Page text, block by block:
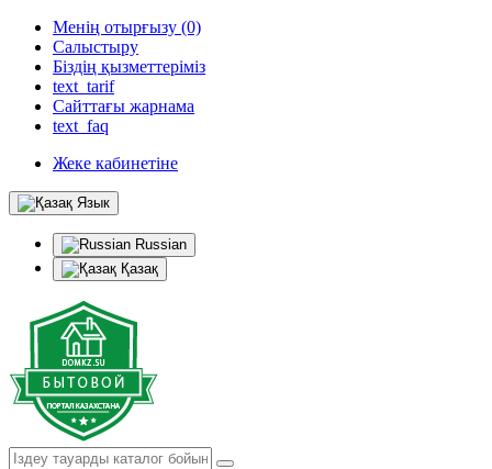
Менің отырғызу (0)
Салыстыру
Біздің қызметтеріміз
text_tarif
Сайттағы жарнама
text_faq
Жеке кабинетіне
Язык
Russian
Қазақ